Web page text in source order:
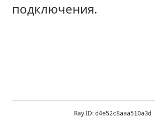
подключения.
Ray ID: d4e52c8aaa510a3d